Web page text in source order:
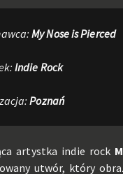
My Nose is Pierced
Indie Rock
Poznań
artystka indie rock
utwór, który